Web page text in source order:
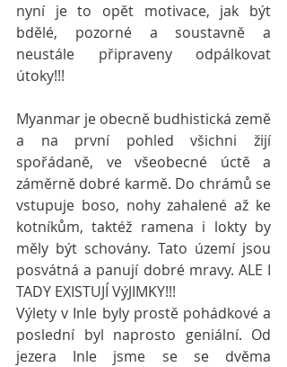
nyní je to opět motivace, jak být
bdělé, pozorné a soustavně a
neustále připraveny odpálkovat
útoky!!!
Myanmar je obecně budhistická země
a na první pohled všichni žijí
spořádaně, ve všeobecné úctě a
záměrně dobré karmě. Do chrámů se
vstupuje boso, nohy zahalené až ke
kotníkům, taktéž ramena i lokty by
měly být schovány. Tato území jsou
posvátná a panují dobré mravy. ALE I
TADY EXISTUJÍ VýJIMKY!!!
Výlety v Inle byly prostě pohádkové a
poslední byl naprosto geniální. Od
jezera Inle jsme se se dvěma